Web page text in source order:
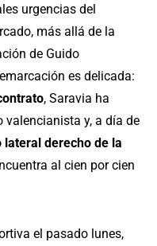
urgencias del
más allá de la
de Guido
es delicada:
, Saravia ha
valencianista y, a día de
lateral derecho de la
al cien por cien
el pasado lunes,